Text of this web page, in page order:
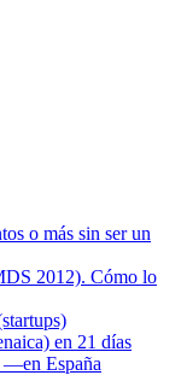
o más sin ser un
2012). Cómo lo
en 21 días
—en España